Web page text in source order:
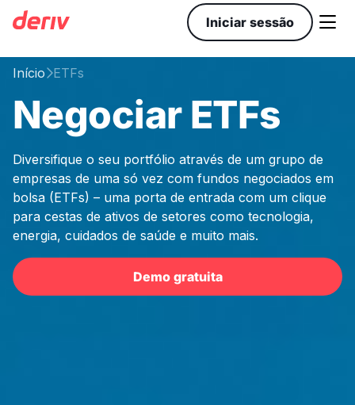
Iniciar sessão 
InícioETFs
Negociar ETFs
Diversifique o seu portfólio através de um grupo de
empresas de uma só vez com fundos negociados em
bolsa (ETFs) – uma porta de entrada com um clique
para cestas de ativos de setores como tecnologia,
energia, cuidados de saúde e muito mais.
Demo gratuita